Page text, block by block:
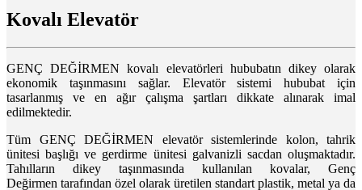
Kovalı Elevatör
GENÇ DEĞİRMEN kovalı elevatörleri hububatın dikey olarak
ekonomik taşınmasını sağlar. Elevatör sistemi hububat için
tasarlanmış ve en ağır çalışma şartları dikkate alınarak imal
edilmektedir.
Tüm GENÇ DEĞİRMEN elevatör sistemlerinde kolon, tahrik
ünitesi başlığı ve gerdirme ünitesi galvanizli sacdan oluşmaktadır.
Tahılların dikey taşınmasında kullanılan kovalar, Genç
Değirmen tarafından özel olarak üretilen standart plastik, metal ya da